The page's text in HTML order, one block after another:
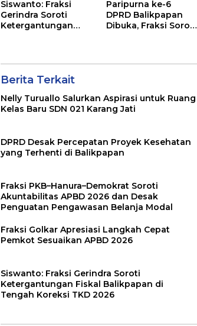
Siswanto: Fraksi
Gerindra Soroti
Ketergantungan
Paripurna ke-6
DPRD Balikpapan
Dibuka, Fraksi Soroti
Berita Terkait
Nelly Turuallo Salurkan Aspirasi untuk Ruang
Kelas Baru SDN 021 Karang Jati
DPRD Desak Percepatan Proyek Kesehatan
yang Terhenti di Balikpapan
Fraksi PKB–Hanura–Demokrat Soroti
Akuntabilitas APBD 2026 dan Desak
Penguatan Pengawasan Belanja Modal
Fraksi Golkar Apresiasi Langkah Cepat
Pemkot Sesuaikan APBD 2026
Siswanto: Fraksi Gerindra Soroti
Ketergantungan Fiskal Balikpapan di
Tengah Koreksi TKD 2026